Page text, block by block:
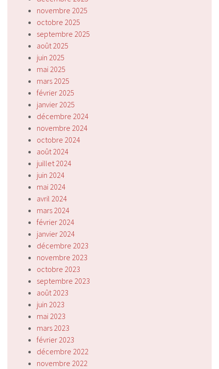
novembre 2025
octobre 2025
septembre 2025
août 2025
juin 2025
mai 2025
mars 2025
février 2025
janvier 2025
décembre 2024
novembre 2024
octobre 2024
août 2024
juillet 2024
juin 2024
mai 2024
avril 2024
mars 2024
février 2024
janvier 2024
décembre 2023
novembre 2023
octobre 2023
septembre 2023
août 2023
juin 2023
mai 2023
mars 2023
février 2023
décembre 2022
novembre 2022